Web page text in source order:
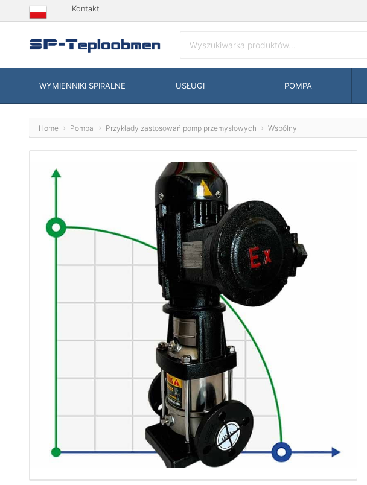
Kontakt
WYMIENNIKI SPIRALNE USŁUGI POMPA
Home Pompa Przykłady zastosowań pomp przemysłowych Wspólny